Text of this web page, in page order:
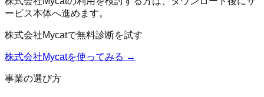
ービス本体へ進めます。
株式会社Mycatで無料診断を試す
株式会社Mycatを使ってみる →
事業の選び方